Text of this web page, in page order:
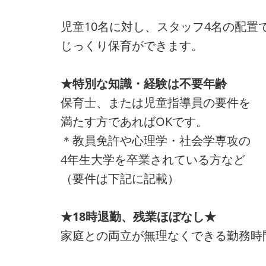
児童10名に対し、スタッフ4名の配置
じっくり保育ができます。
★特別な知識・経験は不要年齢
保育士、または児童指導員の要件を
満たす方であればOKです。
＊教員免許や心理学・社会学専攻の
4年生大学を卒業されている方など
（要件は下記に記載）
★18時退勤、残業ほぼなし★
家庭との両立が無理なくできる勤務時